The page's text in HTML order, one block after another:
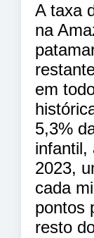
A taxa
na
em
5,3%
infantil,
2023,
cada
pontos
resto